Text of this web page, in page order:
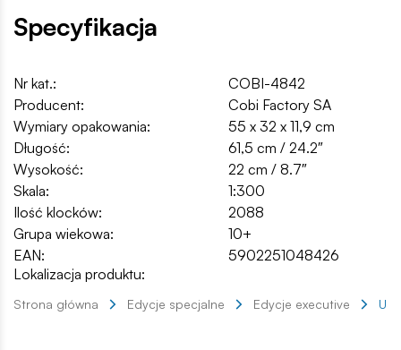
Specyfikacja
Nr kat.:
COBI-4842
Producent:
Cobi Factory SA
Wymiary opakowania:
55 x 32 x 11,9 cm
Długość:
61,5 cm / 24.2″
Wysokość:
22 cm / 8.7″
Skala:
1:300
Ilość klocków:
2088
Grupa wiekowa:
10+
EAN:
5902251048426
Lokalizacja produktu:
Strona główna Edycje specjalne Edycje executive